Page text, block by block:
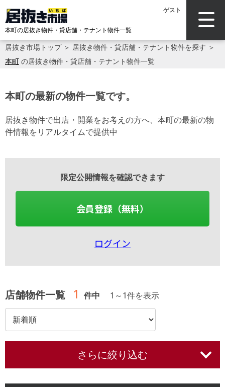
ゲスト
本町の居抜き物件・貸店舗・テナント物件一覧
居抜き市場トップ＞ 居抜き物件・貸店舗・テナント物件を探す ＞
本町 の居抜き物件・貸店舗・テナント物件一覧
本町の最新の物件一覧です。
居抜き物件で出店・開業をお考えの方へ、本町の最新の物
件情報をリアルタイムで提供中
限定公開情報を確認できます
会員登録（無料）
ログイン
店舗物件一覧 1 件中 1 ～1件を表示
さらに絞り込む